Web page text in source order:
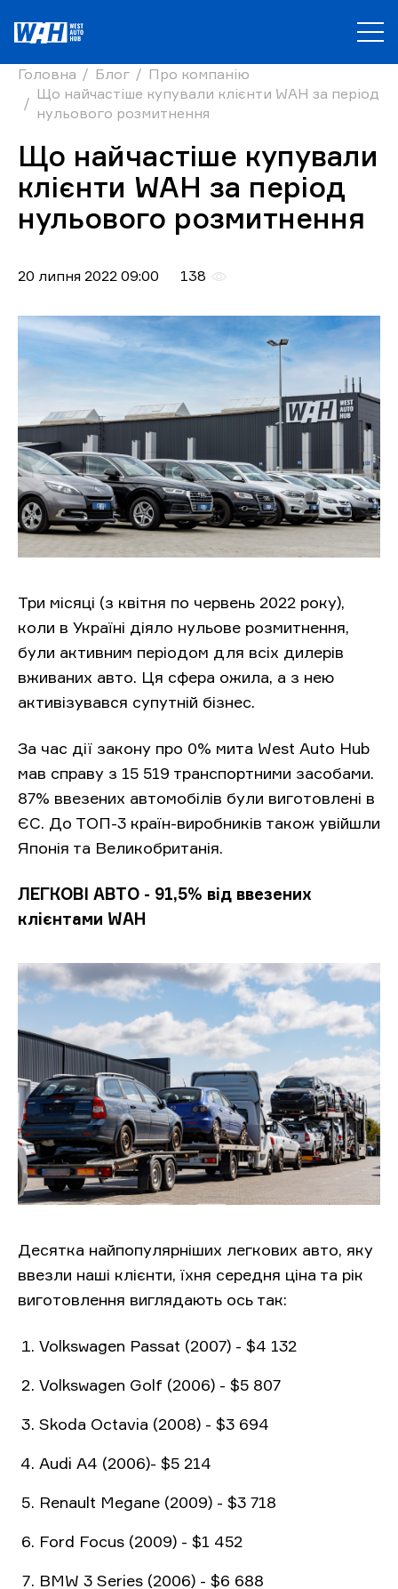
Головна Блог
Про компанію
Що найчастіше купували клієнти WAH за період
нульового розмитнення
Що найчастіше купували
клієнти WAH за період
нульового розмитнення
20 липня 2022 09:00 138
Три місяці (з квітня по червень 2022 року),
коли в Україні діяло нульове розмитнення,
були активним періодом для всіх дилерів
вживаних авто. Ця сфера ожила, а з нею
активізувався супутній бізнес.
За час дії закону про 0% мита West Auto Hub
мав справу з 15 519 транспортними засобами.
87% ввезених автомобілів були виготовлені в
ЄС. До ТОП-3 країн-виробників також увійшли
Японія та Великобританія.
ЛЕГКОВІ АВТО - 91,5% від ввезених
клієнтами WAH
Десятка найпопулярніших легкових авто, яку
ввезли наші клієнти, їхня середня ціна та рік
виготовлення виглядають ось так:
Volkswagen Passat (2007) - $4 132
Volkswagen Golf (2006) - $5 807
Skoda Octavia (2008) - $3 694
Audi A4 (2006)- $5 214
Renault Megane (2009) - $3 718
Ford Focus (2009) - $1 452
BMW 3 Series (2006) - $6 688